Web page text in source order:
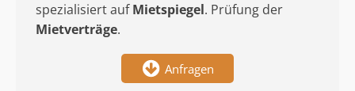
spezialisiert aufMietspiegel. Prüfung der
Mietverträge.
Anfragen